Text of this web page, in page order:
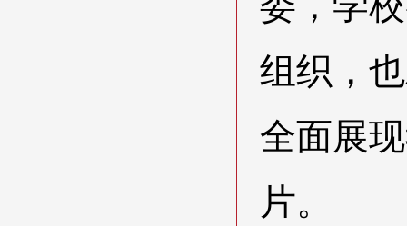
组织，
全面展
片。